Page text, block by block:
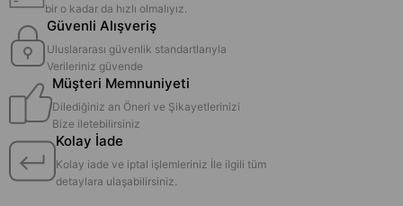
bir o kadar da hızlı olmalıyız.
Güvenli Alışveriş
Uluslararası güvenlik standartlarıyla
Verileriniz güvende
Müşteri Memnuniyeti
Dilediğiniz an Öneri ve Şikayetlerinizi
Bize iletebilirsiniz
Kolay İade
Kolay iade ve iptal işlemleriniz İle ilgili tüm
detaylara ulaşabilirsiniz.